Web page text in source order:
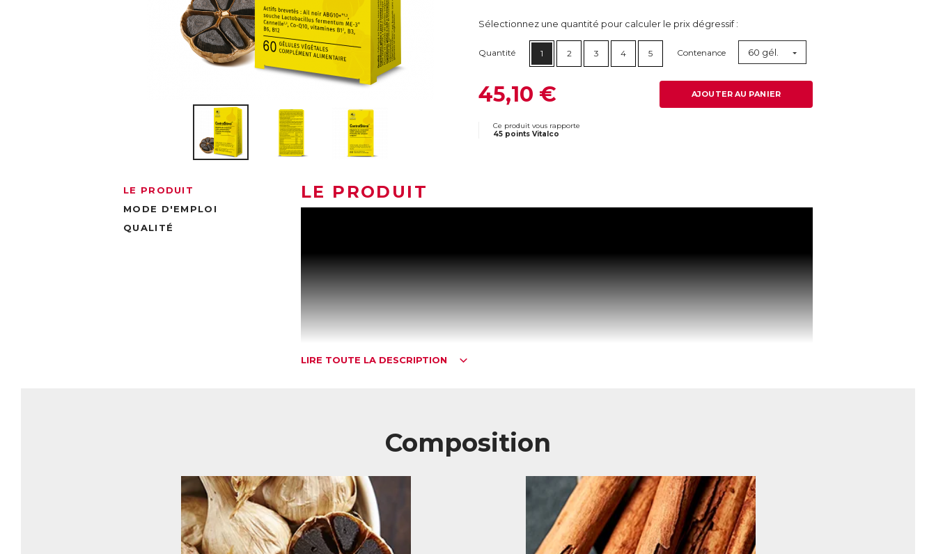
Sélectionnez une quantité pour calculer le prix dégressif :
Quantité 1 2 3 4 5 Contenance 60 gél.
45,10 € AJOUTER AU PANIER
Ce produit vous rapporte
45 points Vitalco
LE PRODUIT
MODE D'EMPLOI
QUALITÉ
LE PRODUIT
Régulateur naturel de cholestérol nouvelle génération
Les actifs de ControlStérol préservent la santé cardiovasculaire au quotidien grâce à une combinaison unique
d’extraits végétaux concentrés, d’ingrédients brevetés, de vitamines et de nutriments essentiels. Ces actifs
naturels régulent les taux de cholestérol (« bon » et « mauvais » cholestérol), protègent les vaisseaux sanguins,
LIRE TOUTE LA DESCRIPTION
Composition